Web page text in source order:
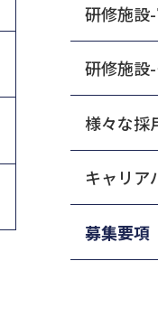
研修施設
研修施設
様々な採
キャリア
募集要項